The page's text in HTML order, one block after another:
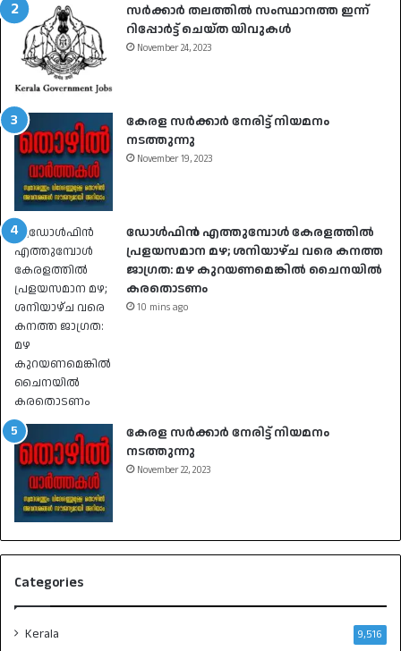
സർക്കാർ തലത്തിൽ സംസ്ഥാനത്ത ഇന്ന്
റിപ്പോർട്ട് ചെയ്ത യിവുകൾ
November 24, 2023
കേരള സർക്കാർ നേരിട്ട് നിയമനം
നടത്തുന്നു
November 19, 2023
ഡോൾഫിൻ എത്തുമ്പോൾ കേരളത്തിൽ
പ്രളയസമാന മഴ; ശനിയാഴ്ച വരെ കനത്ത
ജാഗ്രത: മഴ കുറയണമെങ്കിൽ ചൈനയിൽ
കരതൊടണം
10 mins ago
കേരള സർക്കാർ നേരിട്ട് നിയമനം
നടത്തുന്നു
November 22, 2023
Categories
Kerala 9,516